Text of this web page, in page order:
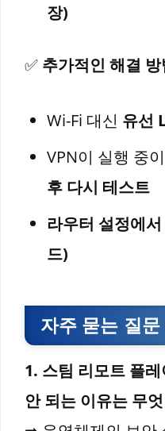
장)
✅ 추가적인 해결 방
Wi-Fi 대신 유선
VPN이 실행 중
후 다시 테스트
라우터 설정에
드)
자주 묻는 질
1. 스팀 리모트 플
안 되는 이유는 무